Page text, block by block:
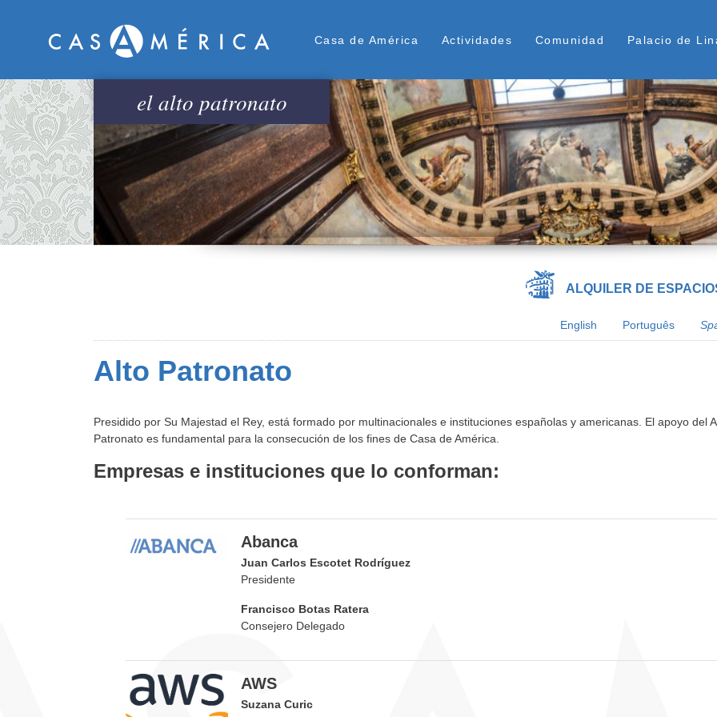
Menú Superior
Casa de América Actividades Comunidad Palacio de
el alto patronato
ALQUILER DE
English Português
Alto Patronato
Presidido por Su Majestad el Rey, está formado por multinacionales e instituciones españolas y americanas. El apoyo del
Patronato es fundamental para la consecución de los fines de Casa de América.
Empresas e instituciones que lo conforman:
Abanca
Juan Carlos Escotet Rodríguez
Presidente
Francisco Botas Ratera
Consejero Delegado
AWS
Suzana Curic